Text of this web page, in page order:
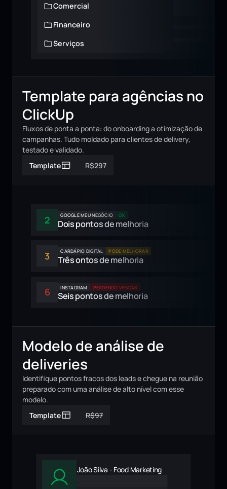
Comercial
Financeiro
Serviços
Template para agências no
ClickUp
Fluxos de ponta a ponta: do onboarding a otimização de
campanhas. Tudo moldado para clientes de delivery,
testado e validado.
Template
R$297
2 GOOGLE MEU NEGÓCIO OK
Dois pontos de melhoria
3 CARDÁPIO DIGITAL PODE MELHORAR
Três ontos de melhoria
6 INSTAGRAM PERDENDO VENDAS
Seis pontos de melhoria
Modelo de análise de
deliveries
Identifique pontos fracos dos leads e chegue na reunião
preparado com uma análise de alto nível com esse
modelo.
Template
R$97
João Silva - Food Marketing